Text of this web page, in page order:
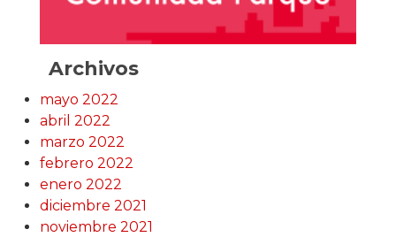
Archivos
mayo 2022
abril 2022
marzo 2022
febrero 2022
enero 2022
diciembre 2021
noviembre 2021